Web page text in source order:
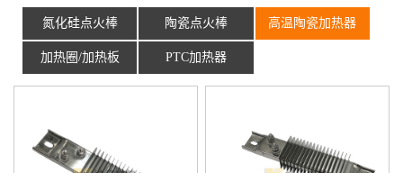
氮化硅点火棒 陶瓷点火棒 高温陶瓷加热器
加热圈/加热板 PTC加热器